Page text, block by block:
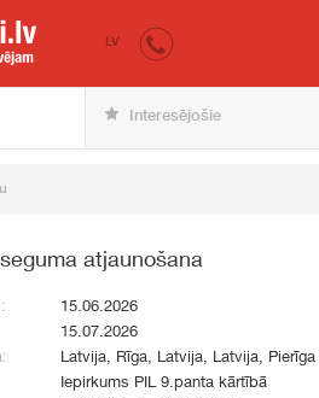
iepirkumi.lv
LV
Interesējošie
atjaunošana
15.06.2026
15.07.2026
Latvija, Rīga, Latvija, Latvija, Pierīga
Iepirkums PIL 9.panta kārtībā